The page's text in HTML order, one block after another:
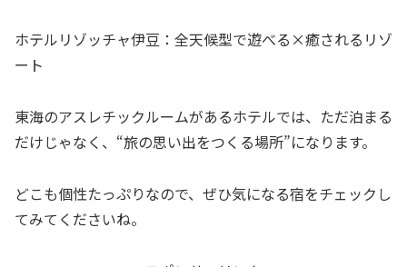
ホテルリゾッチャ伊豆：全天候型で遊べる×癒されるリゾ
ート
東海のアスレチックルームがあるホテルでは、ただ泊まる
だけじゃなく、“旅の思い出をつくる場所”になります。
どこも個性たっぷりなので、ぜひ気になる宿をチェックし
てみてくださいね。